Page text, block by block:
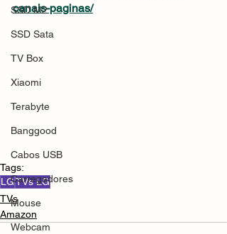
SSD M2
SSD Sata
TV Box
Xiaomi
Terabyte
Banggood
Cabos USB
Carregadores
Mouse
Webcam
canais-paginas/
Tags:
LGTVs LG
TVs
Amazon